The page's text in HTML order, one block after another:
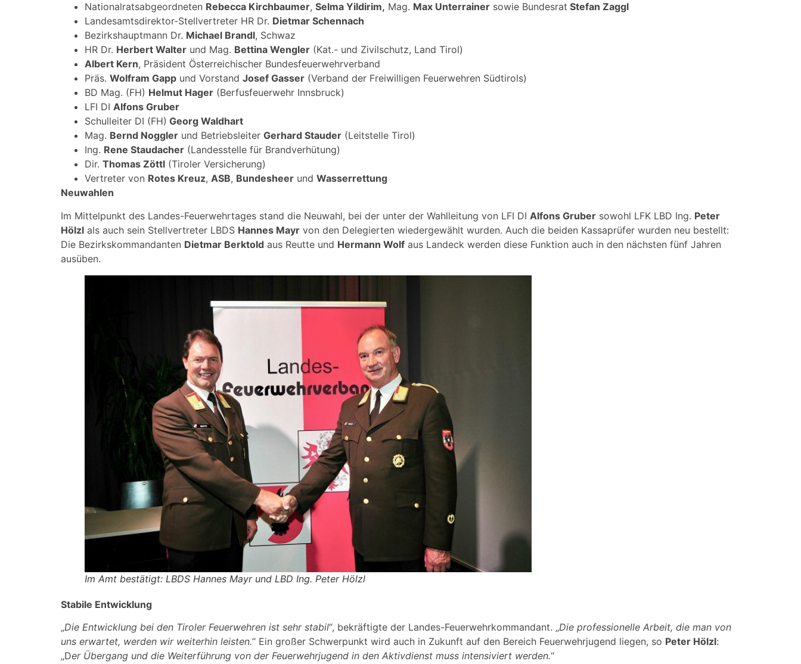
Nationalratsabgeordneten Rebecca Kirchbaumer, Selma Yildirim, Mag. Max Unterrainer sowie Bundesrat Stefan Zaggl
Landesamtsdirektor-Stellvertreter HR Dr. Dietmar Schennach
Bezirkshauptmann Dr. Michael Brandl, Schwaz
HR Dr. Herbert Walter und Mag. Bettina Wengler (Kat.- und Zivilschutz, Land Tirol)
Albert Kern, Präsident Österreichischer Bundesfeuerwehrverband
Präs. Wolfram Gapp und Vorstand Josef Gasser (Verband der Freiwilligen Feuerwehren Südtirols)
BD Mag. (FH) Helmut Hager (Berfusfeuerwehr Innsbruck)
LFI DI Alfons Gruber
Schulleiter DI (FH) Georg Waldhart
Mag. Bernd Noggler und Betriebsleiter Gerhard Stauder (Leitstelle Tirol)
Ing. Rene Staudacher (Landesstelle für Brandverhütung)
Dir. Thomas Zöttl (Tiroler Versicherung)
Vertreter von Rotes Kreuz, ASB, Bundesheer und Wasserrettung
Neuwahlen
Im Mittelpunkt des Landes-Feuerwehrtages stand die Neuwahl, bei der unter der Wahlleitung von LFI DI Alfons Gruber sowohl LFK LBD Ing. Peter
Hölzl als auch sein Stellvertreter LBDS Hannes Mayr von den Delegierten wiedergewählt wurden. Auch die beiden Kassaprüfer wurden neu bestellt:
Die Bezirkskommandanten Dietmar Berktold aus Reutte und Hermann Wolf aus Landeck werden diese Funktion auch in den nächsten fünf Jahren
ausüben.
Im Amt bestätigt: LBDS Hannes Mayr und LBD Ing. Peter Hölzl
Stabile Entwicklung
„Die Entwicklung bei den Tiroler Feuerwehren ist sehr stabil“, bekräftigte der Landes-Feuerwehrkommandant. „Die professionelle Arbeit, die man von
uns erwartet, werden wir weiterhin leisten.“ Ein großer Schwerpunkt wird auch in Zukunft auf den Bereich Feuerwehrjugend liegen, so Peter Hölzl:
„Der Übergang und die Weiterführung von der Feuerwehrjugend in den Aktivdienst muss intensiviert werden.“